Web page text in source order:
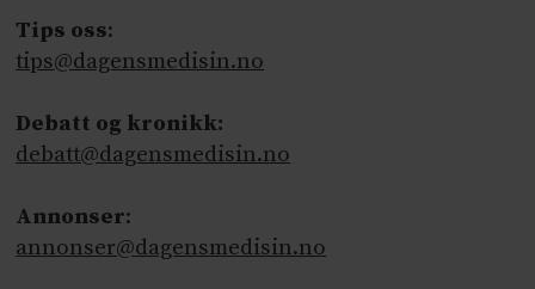
Tips oss:
tips@dagensmedisin.no
Debatt og kronikk:
debatt@dagensmedisin.no
Annonser:
annonser@dagensmedisin.no